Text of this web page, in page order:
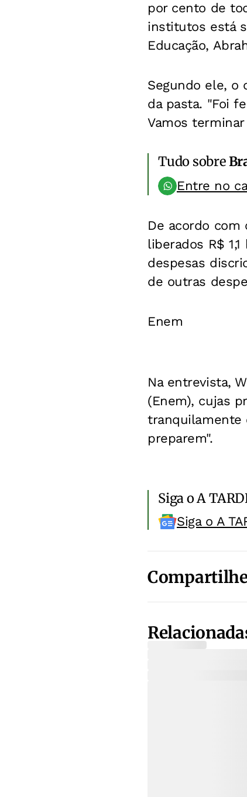
por cento de
institutos está
Educação,
Segundo ele, o
da pasta. "Foi
Vamos
Tudo sobre
Entre no
De acordo com
liberados R$
despesas
de outras
Enem
Na entrevista,
(Enem), cujas
tranquilamente
preparem".
Siga o A
Siga o A